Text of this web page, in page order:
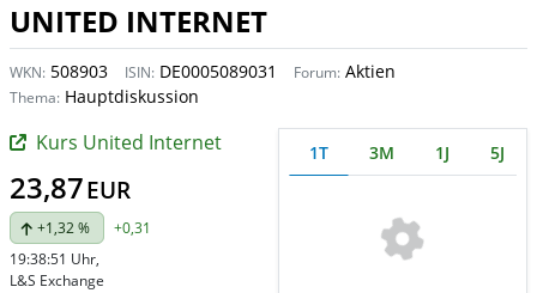
UNITED INTERNET
WKN: 508903 ISIN: DE0005089031 Forum: Aktien
Thema: Hauptdiskussion
Kurs United Internet
23,87EUR
+1,32 %
+0,31
19:38:51 Uhr,
L&S Exchange
1T 3M 1J 5J